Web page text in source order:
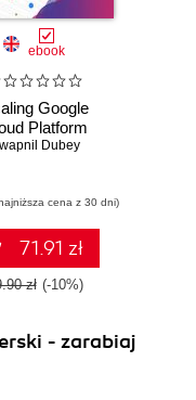
ebook
Google
Platform
Dubey
cena z 30 dni)
71.91 zł
zł (-10%)
- zarabiaj